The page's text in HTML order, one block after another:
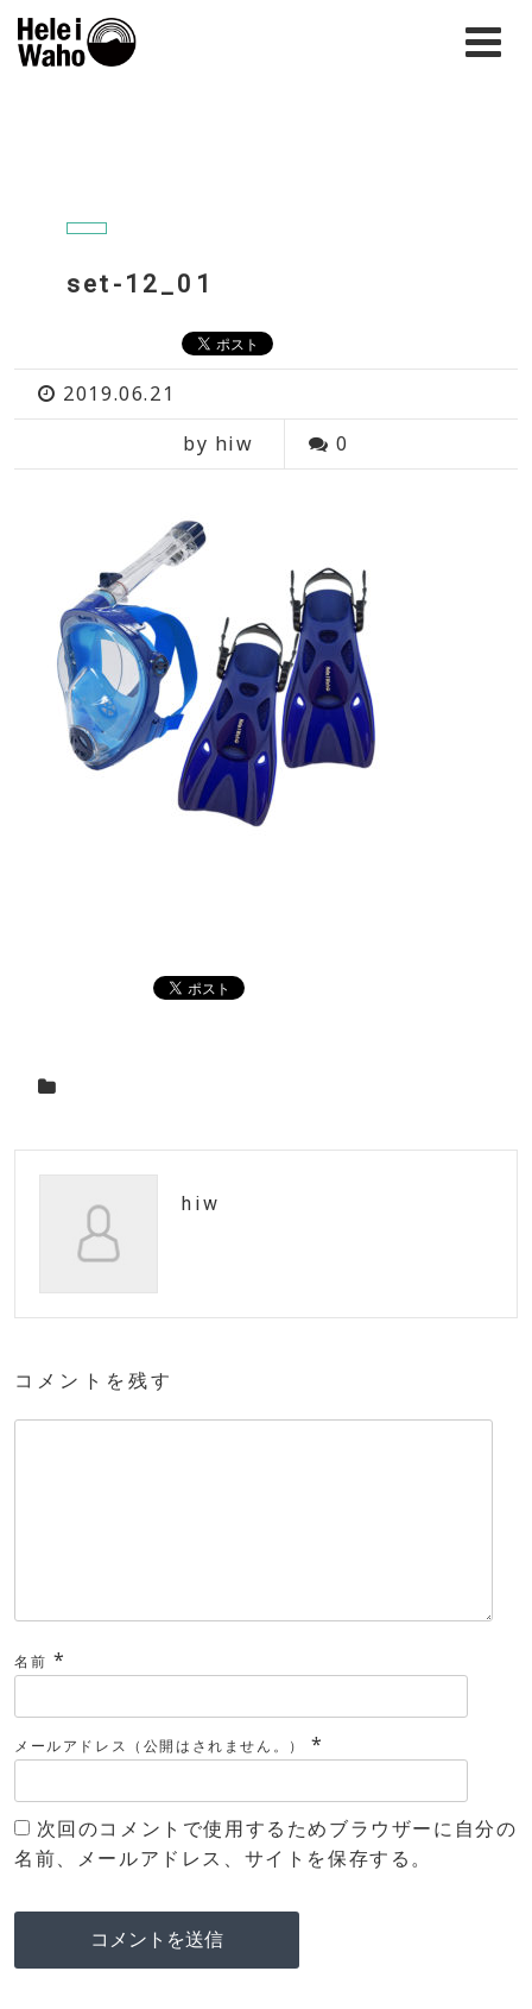
set-12_01
2019.06.21
by hiw
0
hiw
コメントを残す
名前 *
メールアドレス（公開はされません。） *
次回のコメントで使用するためブラウザーに自分の
名前、メールアドレス、サイトを保存する。